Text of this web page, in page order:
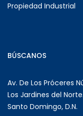
Propiedad Industrial
BÚSCANOS
Av. De Los Próceres
Los Jardines del Norte.
Santo Domingo, D.N.